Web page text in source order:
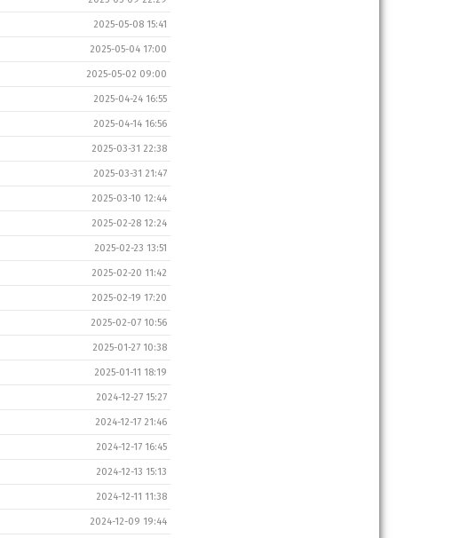
2025-05-08 15:41
2025-05-04 17:00
2025-05-02 09:00
2025-04-24 16:55
2025-04-14 16:56
2025-03-31 22:38
2025-03-31 21:47
2025-03-10 12:44
2025-02-28 12:24
2025-02-23 13:51
2025-02-20 11:42
2025-02-19 17:20
2025-02-07 10:56
2025-01-27 10:38
2025-01-11 18:19
2024-12-27 15:27
2024-12-17 21:46
2024-12-17 16:45
2024-12-13 15:13
2024-12-11 11:38
2024-12-09 19:44